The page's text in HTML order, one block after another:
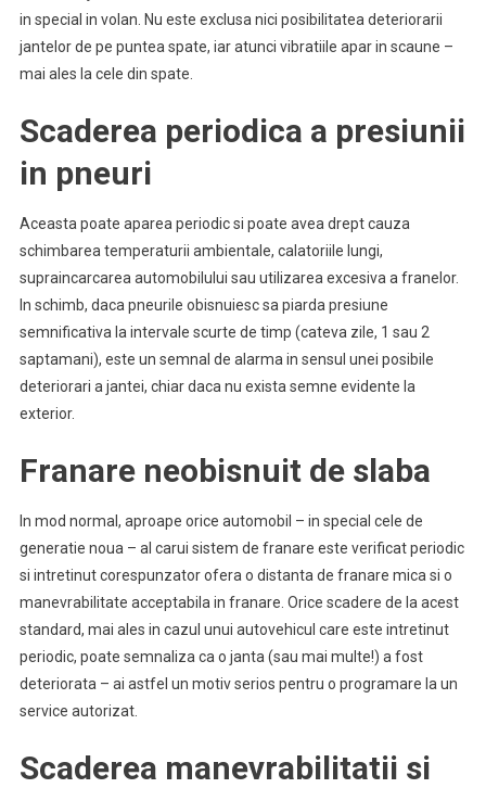
in special in volan. Nu este exclusa nici posibilitatea deteriorarii
jantelor de pe puntea spate, iar atunci vibratiile apar in scaune –
mai ales la cele din spate.
Scaderea periodica a presiunii
in pneuri
Aceasta poate aparea periodic si poate avea drept cauza
schimbarea temperaturii ambientale, calatoriile lungi,
supraincarcarea automobilului sau utilizarea excesiva a franelor.
In schimb, daca pneurile obisnuiesc sa piarda presiune
semnificativa la intervale scurte de timp (cateva zile, 1 sau 2
saptamani), este un semnal de alarma in sensul unei posibile
deteriorari a jantei, chiar daca nu exista semne evidente la
exterior.
Franare neobisnuit de slaba
In mod normal, aproape orice automobil – in special cele de
generatie noua – al carui sistem de franare este verificat periodic
si intretinut corespunzator ofera o distanta de franare mica si o
manevrabilitate acceptabila in franare. Orice scadere de la acest
standard, mai ales in cazul unui autovehicul care este intretinut
periodic, poate semnaliza ca o janta (sau mai multe!) a fost
deteriorata – ai astfel un motiv serios pentru o programare la un
service autorizat.
Scaderea manevrabilitatii si